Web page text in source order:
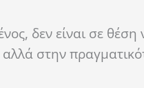
δεν είναι σε θέση
στην